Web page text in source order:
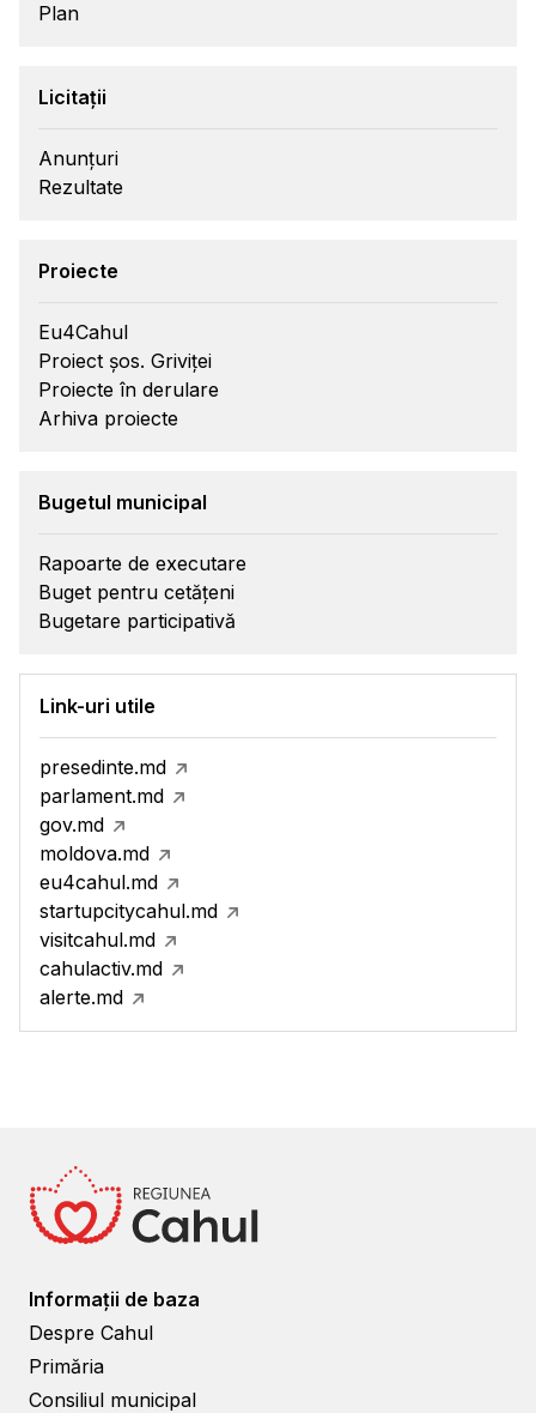
Plan
Licitații
Anunțuri
Rezultate
Proiecte
Eu4Cahul
Proiect șos. Griviței
Proiecte în derulare
Arhiva proiecte
Bugetul municipal
Rapoarte de executare
Buget pentru cetățeni
Bugetare participativă
Link-uri utile
presedinte.md
parlament.md
gov.md
moldova.md
eu4cahul.md
startupcitycahul.md
visitcahul.md
cahulactiv.md
alerte.md
Informații de baza
Despre Cahul
Primăria
Consiliul municipal